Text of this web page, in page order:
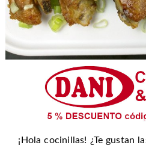
¡Hola cocinillas! ¿Te gustan